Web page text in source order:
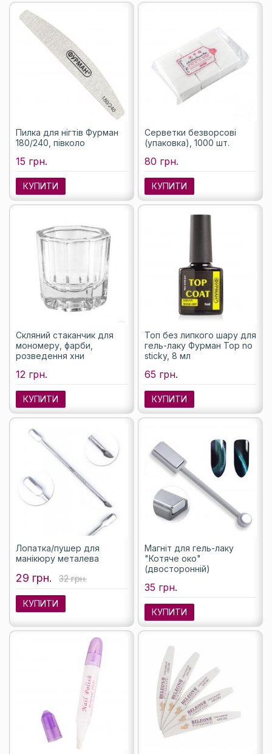
Пилка для нігтів Фурман
180/240, півколо
15 грн.
КУПИТИ
Серветки безворсові
(упаковка), 1000 шт.
80 грн.
КУПИТИ
Скляний стаканчик для
мономеру, фарби,
розведення хни
12 грн.
КУПИТИ
Топ без липкого шару для
гель-лаку Фурман Top no
sticky, 8 мл
65 грн.
КУПИТИ
Лопатка/пушер для
манікюру металева
29 грн. 32 грн.
КУПИТИ
Магніт для гель-лаку
"Котяче око"
(двосторонній)
35 грн.
КУПИТИ